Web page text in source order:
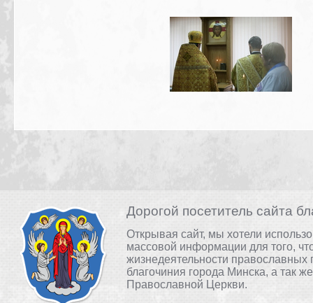
Дорогой посетитель сайта
Открывая сайт, мы хотели
массовой информации для того,
жизнедеятельности православных
благочиния города Минска, а так
Православной Церкви.